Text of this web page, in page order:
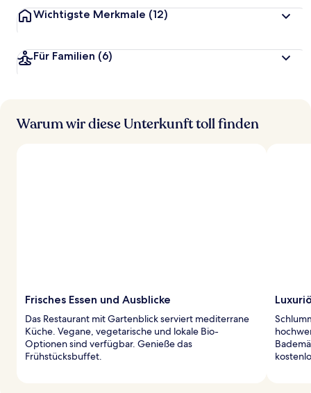
Wichtigste Merkmale (12)
Für Familien (6)
Warum wir diese Unterkunft toll finden
Frisches Essen und Ausblicke
Das Restaurant mit Gartenblick serviert mediterrane
Küche. Vegane, vegetarische und lokale Bio-
Optionen sind verfügbar. Genieße das
Frühstücksbuffet.